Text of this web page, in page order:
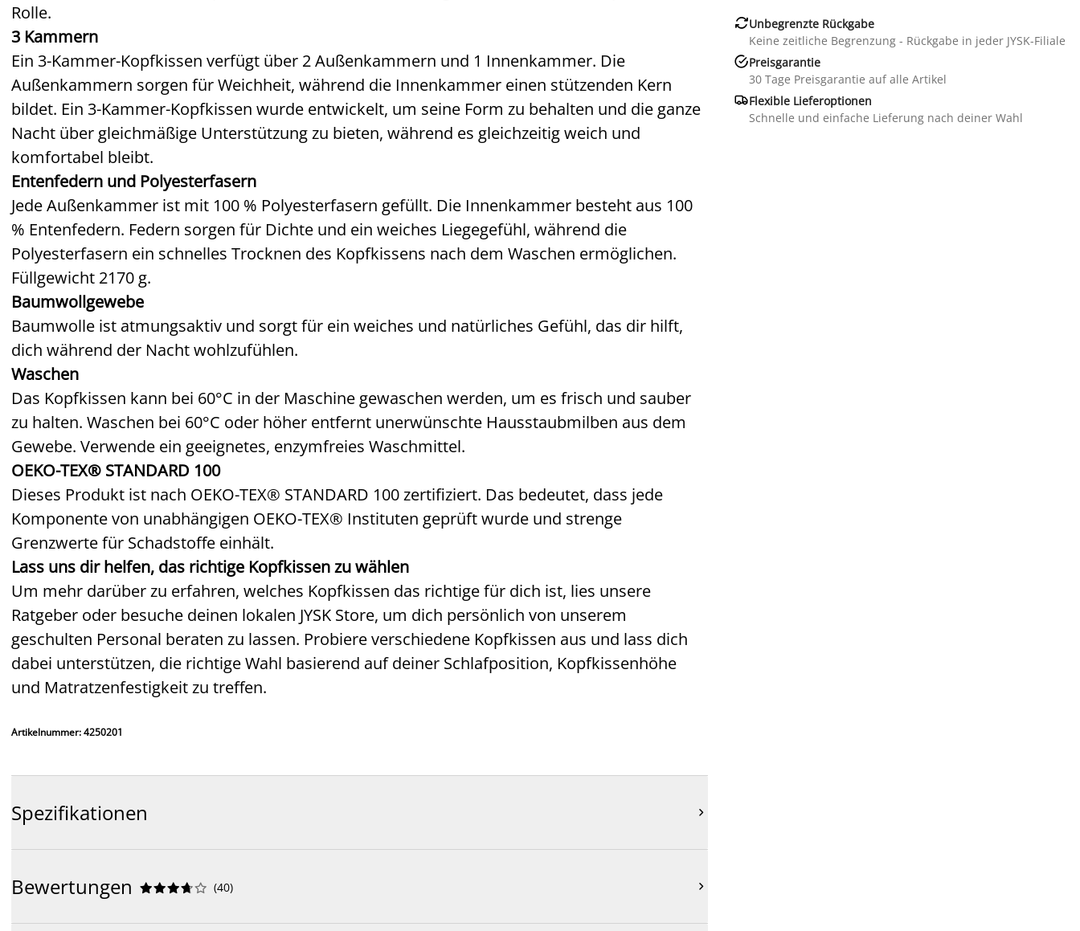
Rolle.
3 Kammern
Ein 3-Kammer-Kopfkissen verfügt über 2 Außenkammern und 1 Innenkammer. Die
Außenkammern sorgen für Weichheit, während die Innenkammer einen stützenden Kern
bildet. Ein 3-Kammer-Kopfkissen wurde entwickelt, um seine Form zu behalten und die ganze
Nacht über gleichmäßige Unterstützung zu bieten, während es gleichzeitig weich und
komfortabel bleibt.
Entenfedern und Polyesterfasern
Jede Außenkammer ist mit 100 % Polyesterfasern gefüllt. Die Innenkammer besteht aus 100
% Entenfedern. Federn sorgen für Dichte und ein weiches Liegegefühl, während die
Polyesterfasern ein schnelles Trocknen des Kopfkissens nach dem Waschen ermöglichen.
Füllgewicht 2170 g.
Baumwollgewebe
Baumwolle ist atmungsaktiv und sorgt für ein weiches und natürliches Gefühl, das dir hilft,
dich während der Nacht wohlzufühlen.
Waschen
Das Kopfkissen kann bei 60°C in der Maschine gewaschen werden, um es frisch und sauber
zu halten. Waschen bei 60°C oder höher entfernt unerwünschte Hausstaubmilben aus dem
Gewebe. Verwende ein geeignetes, enzymfreies Waschmittel.
OEKO-TEX® STANDARD 100
Dieses Produkt ist nach OEKO-TEX® STANDARD 100 zertifiziert. Das bedeutet, dass jede
Komponente von unabhängigen OEKO-TEX® Instituten geprüft wurde und strenge
Grenzwerte für Schadstoffe einhält.
Lass uns dir helfen, das richtige Kopfkissen zu wählen
Um mehr darüber zu erfahren, welches Kopfkissen das richtige für dich ist, lies unsere
Ratgeber oder besuche deinen lokalen JYSK Store, um dich persönlich von unserem
geschulten Personal beraten zu lassen. Probiere verschiedene Kopfkissen aus und lass dich
dabei unterstützen, die richtige Wahl basierend auf deiner Schlafposition, Kopfkissenhöhe
und Matratzenfestigkeit zu treffen.
Artikelnummer: 4250201
Spezifikationen 
Bewertungen 




 (40) 
Unbegrenzte Rückgabe
Keine zeitliche Begrenzung - Rückgabe in jeder JYSK-Filiale
Preisgarantie
30 Tage Preisgarantie auf alle Artikel
Flexible Lieferoptionen
Schnelle und einfache Lieferung nach deiner Wahl